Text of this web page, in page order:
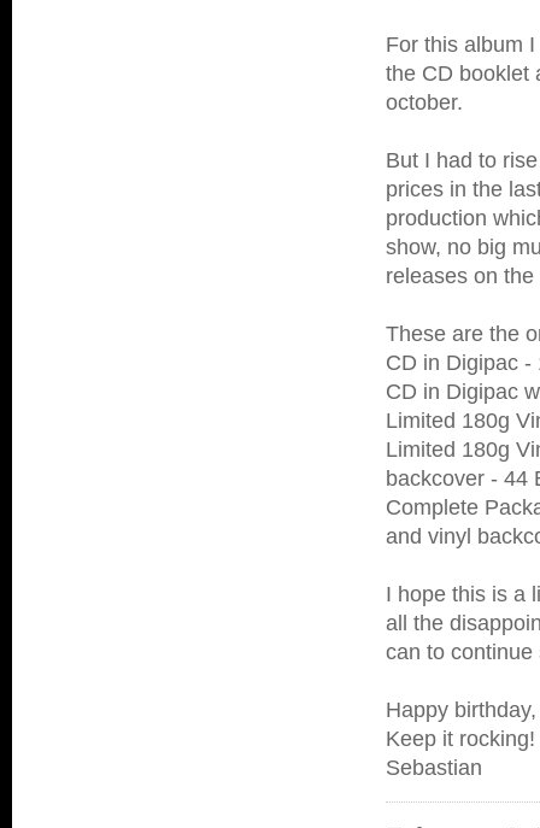
For this album
the CD booklet
october.
But I had to
prices in the
production
show, no big
releases on
These are the
CD in Digipac -
CD in Digipac
Limited 180g
Limited 180g
backcover - 44
Complete
and vinyl
I hope this is a
all the
can to continue
Happy
Keep it rocking!
Sebastian